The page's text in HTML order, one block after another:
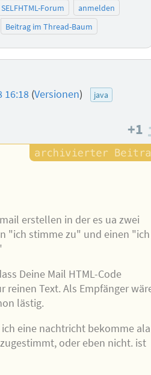
SELFHTML-Forum
anmelden
Beitrag im Thread-Baum
16:18 (Versionen)
java
+1
erstellen in der es ua zwei
"ich stimme zu" und einen "ich
Deine Mail HTML-Code
reinen Text. Als Empfänger
lästig.
eine nachtricht bekomme
oder eben nicht. ist